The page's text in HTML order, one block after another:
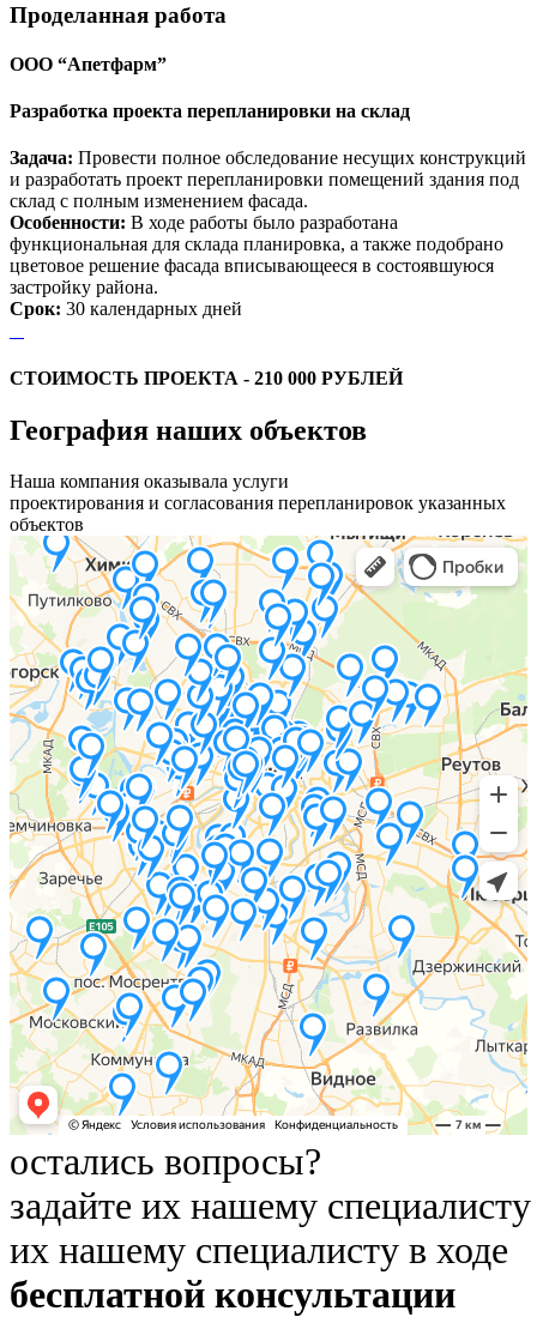
Проделанная работа
ООО “Апетфарм”
Разработка проекта перепланировки на склад
Задача: Провести полное обследование несущих конструкций
и разработать проект перепланировки помещений здания под
склад с полным изменением фасада.
Особенности: В ходе работы было разработана
функциональная для склада планировка, а также подобрано
цветовое решение фасада вписывающееся в состоявшуюся
застройку района.
Срок: 30 календарных дней
СТОИМОСТЬ ПРОЕКТА - 210 000 РУБЛЕЙ
География наших объектов
Наша компания оказывала услуги
проектирования и согласования перепланировок указанных
объектов
остались вопросы?
задайте их нашему
их нашему специалисту в ходе
бесплатной консультации